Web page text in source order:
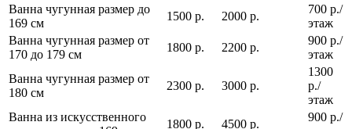
Ванна чугунная размер до
169 см
1500 р. 2000 р.
700 р./
этаж
Ванна чугунная размер от
170 до 179 см
1800 р. 2200 р.
900 р./
этаж
Ванна чугунная размер от
180 см
2300 р. 3000 р.
1300
р./
этаж
Ванна из искусственного
1800 р. 4500 р.
900 р./